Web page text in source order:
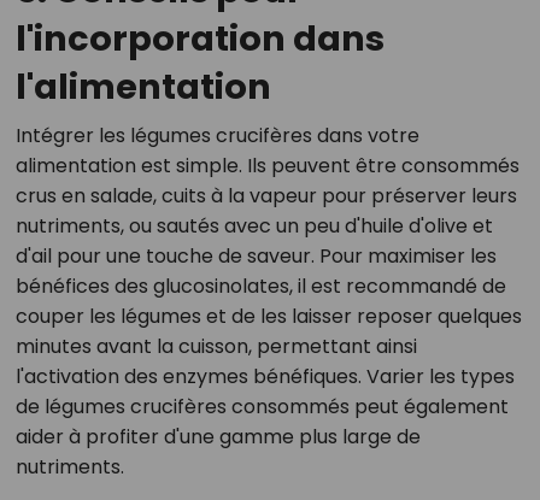
l'incorporation dans
l'alimentation
Intégrer les légumes crucifères dans votre
alimentation est simple. Ils peuvent être consommés
crus en salade, cuits à la vapeur pour préserver leurs
nutriments, ou sautés avec un peu d'huile d'olive et
d'ail pour une touche de saveur. Pour maximiser les
bénéfices des glucosinolates, il est recommandé de
couper les légumes et de les laisser reposer quelques
minutes avant la cuisson, permettant ainsi
l'activation des enzymes bénéfiques. Varier les types
de légumes crucifères consommés peut également
aider à profiter d'une gamme plus large de
nutriments.